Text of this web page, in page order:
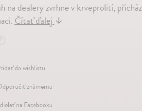
na dealery zvrhne v krveprolití,
Čítať ďalej↓
?
do wishlistu
známemu
na Facebooku